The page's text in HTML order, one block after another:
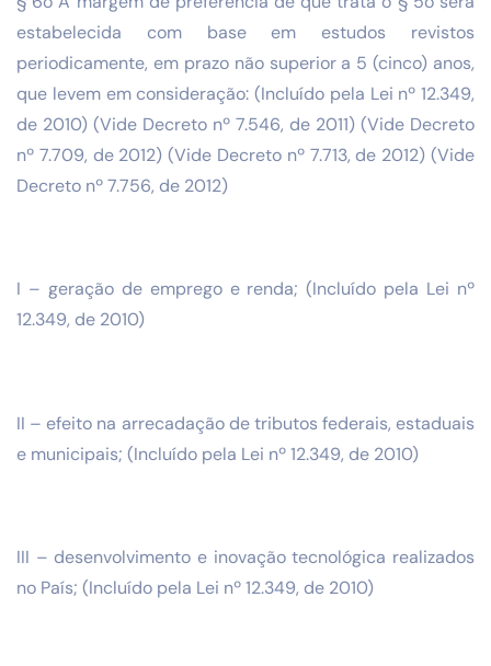
estabelecida com base em estudos revistos
periodicamente, em prazo não superior a 5 (cinco) anos,
que levem em consideração: (Incluído pela Lei nº 12.349,
de 2010) (Vide Decreto nº 7.546, de 2011) (Vide Decreto
nº 7.709, de 2012) (Vide Decreto nº 7.713, de 2012) (Vide
Decreto nº 7.756, de 2012)
I – geração de emprego e renda; (Incluído pela Lei nº
12.349, de 2010)
II – efeito na arrecadação de tributos federais, estaduais
e municipais; (Incluído pela Lei nº 12.349, de 2010)
III – desenvolvimento e inovação tecnológica realizados
no País; (Incluído pela Lei nº 12.349, de 2010)